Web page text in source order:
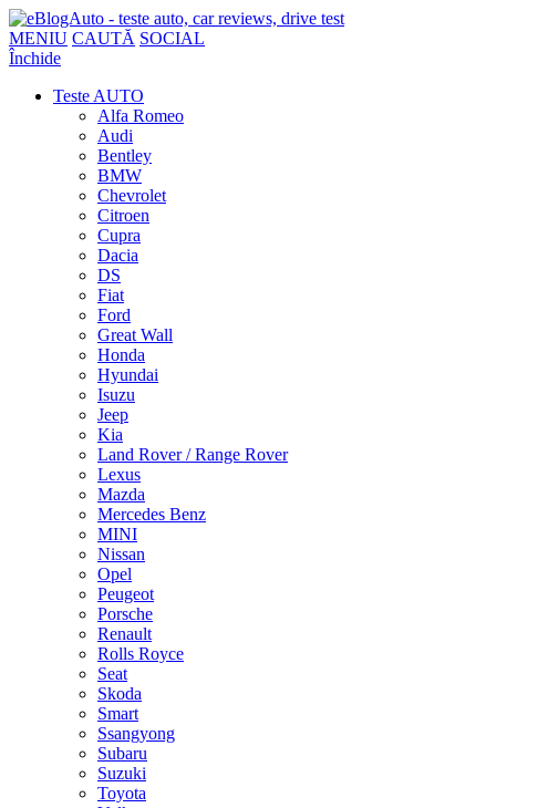
MENIU CAUTĂ SOCIAL
Închide
Teste AUTO
Alfa Romeo
Audi
Bentley
BMW
Chevrolet
Citroen
Cupra
Dacia
DS
Fiat
Ford
Great Wall
Honda
Hyundai
Isuzu
Jeep
Kia
Land Rover / Range Rover
Lexus
Mazda
Mercedes Benz
MINI
Nissan
Opel
Peugeot
Porsche
Renault
Rolls Royce
Seat
Skoda
Smart
Ssangyong
Subaru
Suzuki
Toyota